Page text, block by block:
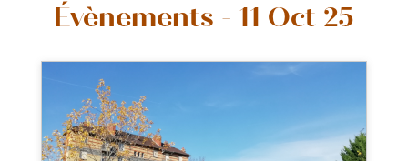
Évènements - 11 Oct 25